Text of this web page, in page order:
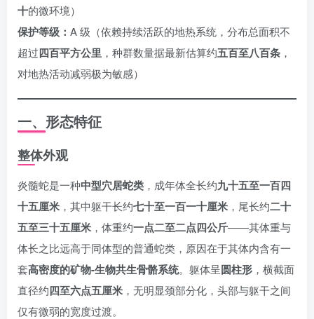
十的微环境）
保护等级： A 级（依赖持续活跃的地热系统，分布总面积不
超过四百平方公里 ，种群数量据最新估算约五百至八百条 ，
对地热活动减弱极为敏感）
一、形态特征
整体外观
炎髓蛇是一种中型穴居蛇类 ，成年体全长约九十五至一百四
十五厘米 ，其中躯干长约七十至一百一十厘米 ，尾长约二十
五至三十五厘米 ，体重约一点二至二点四公斤——其体重与
体长之比远高于同体型的普通蛇类，原因在于其体内含有一
套高密度的矿物-生物共生骨骼系统。躯体呈圆柱形 ，横截面
直径约四至六点五厘米 ，无明显颈部分化，头部与躯干之间
仅有微弱的宽度过渡。